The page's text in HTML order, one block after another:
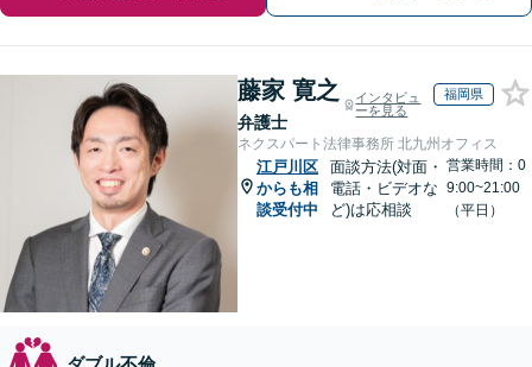
藤家 寛之
弁護士
インタビュ
ーを見る
福岡県
ネクスパート法律事務所 北九州オフィス
江戸川区
からも相
談受付中
面談方法(対面・
電話・ビデオな
ど)は応相談
営業時間：0
9:00~21:00
（平日）